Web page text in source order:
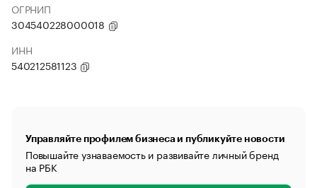
ОГРНИП
304540228000018
ИНН
540212581123
Управляйте профилем бизнеса и публикуйте новости
Повышайте узнаваемость и развивайте личный бренд
на РБК